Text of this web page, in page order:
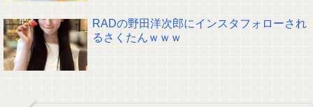
RADの野田洋次郎にインスタフォローされ
るさくたんｗｗｗ